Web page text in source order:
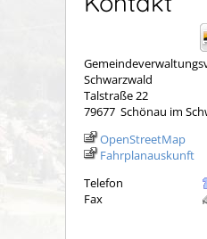
Schwarzwald
Talstraße 22
79677 Schönau im
OpenStreetMap
Fahrplanauskunft
Telefon
Fax